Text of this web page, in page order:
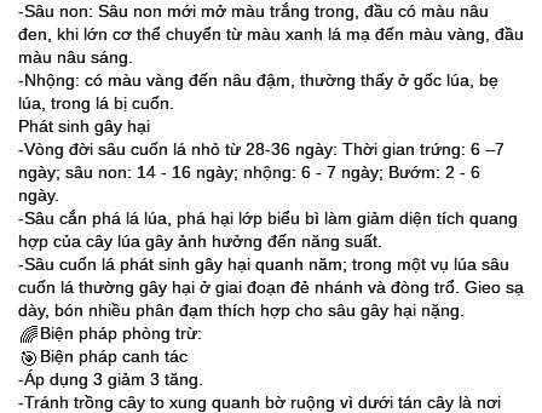
-Sâu non: Sâu non mới mở màu trắng trong, đầu có màu nâu
đen, khi lớn cơ thể chuyển từ màu xanh lá mạ đến màu vàng, đầu
màu nâu sáng.
-Nhộng: có màu vàng đến nâu đậm, thường thấy ở gốc lúa, bẹ
lúa, trong lá bị cuốn.
Phát sinh gây hại
-Vòng đời sâu cuốn lá nhỏ từ 28-36 ngày: Thời gian trứng: 6 –7
ngày; sâu non: 14 - 16 ngày; nhộng: 6 - 7 ngày; Bướm: 2 - 6
ngày.
-Sâu cắn phá lá lúa, phá hại lớp biểu bì làm giảm diện tích quang
hợp của cây lúa gây ảnh hưởng đến năng suất.
-Sâu cuốn lá phát sinh gây hại quanh năm; trong một vụ lúa sâu
cuốn lá thường gây hại ở giai đoạn đẻ nhánh và đòng trổ. Gieo sạ
dày, bón nhiều phân đạm thích hợp cho sâu gây hại nặng.
🌈Biện pháp phòng trừ:
🎯 Biện pháp canh tác
-Áp dụng 3 giảm 3 tăng.
-Tránh trồng cây to xung quanh bờ ruộng vì dưới tán cây là nơi